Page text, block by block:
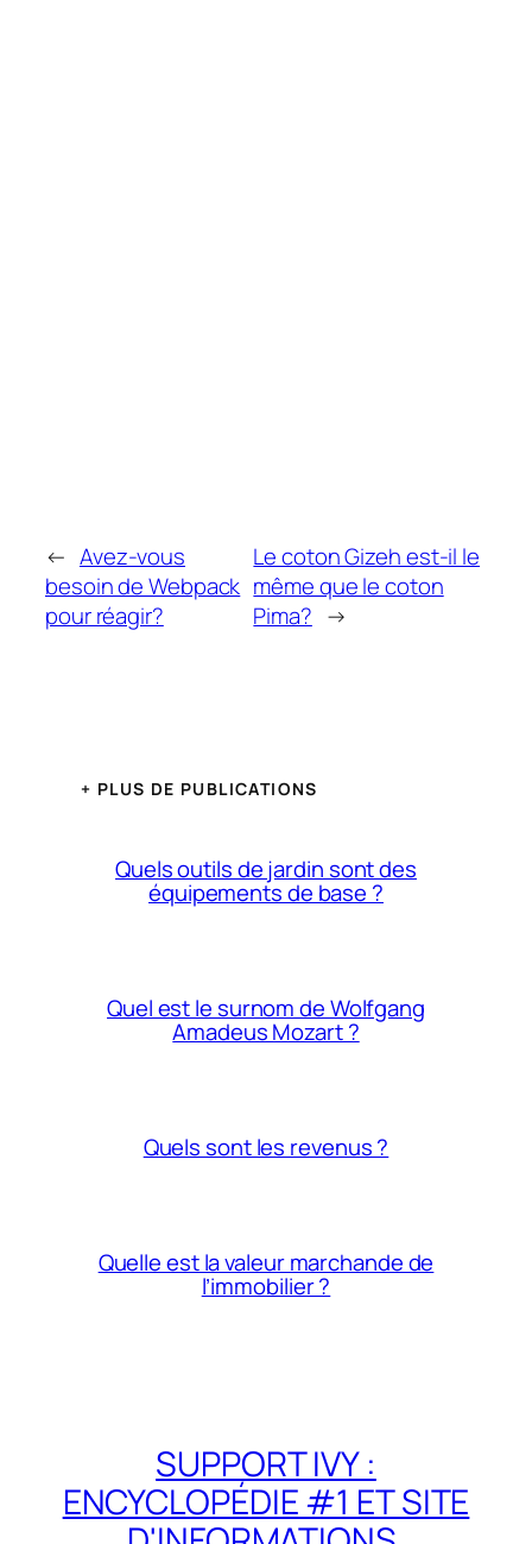
← Avez-vous
besoin de Webpack
pour réagir?
Le coton Gizeh est-il le
même que le coton
Pima? →
+ PLUS DE PUBLICATIONS
Quels outils de jardin sont des
équipements de base ?
Quel est le surnom de Wolfgang
Amadeus Mozart ?
Quels sont les revenus ?
Quelle est la valeur marchande de
l’immobilier ?
SUPPORT IVY :
ENCYCLOPÉDIE #1 ET SITE